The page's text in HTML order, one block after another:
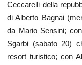
Ceccarelli della
di Alberto Bagnai
da Mario Sensini;
Sgarbi (sabato 20)
resort turistico; con